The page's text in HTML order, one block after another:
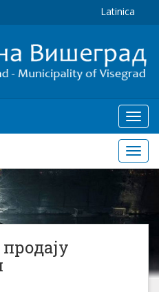
Latinica
мени